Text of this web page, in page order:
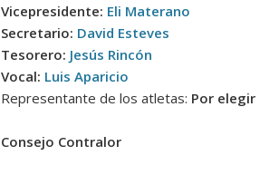
Vicepresidente: Eli Materano
Secretario: David Esteves
Tesorero: Jesús Rincón
Vocal: Luis Aparicio
Representante de los atletas: Por elegir
Consejo Contralor